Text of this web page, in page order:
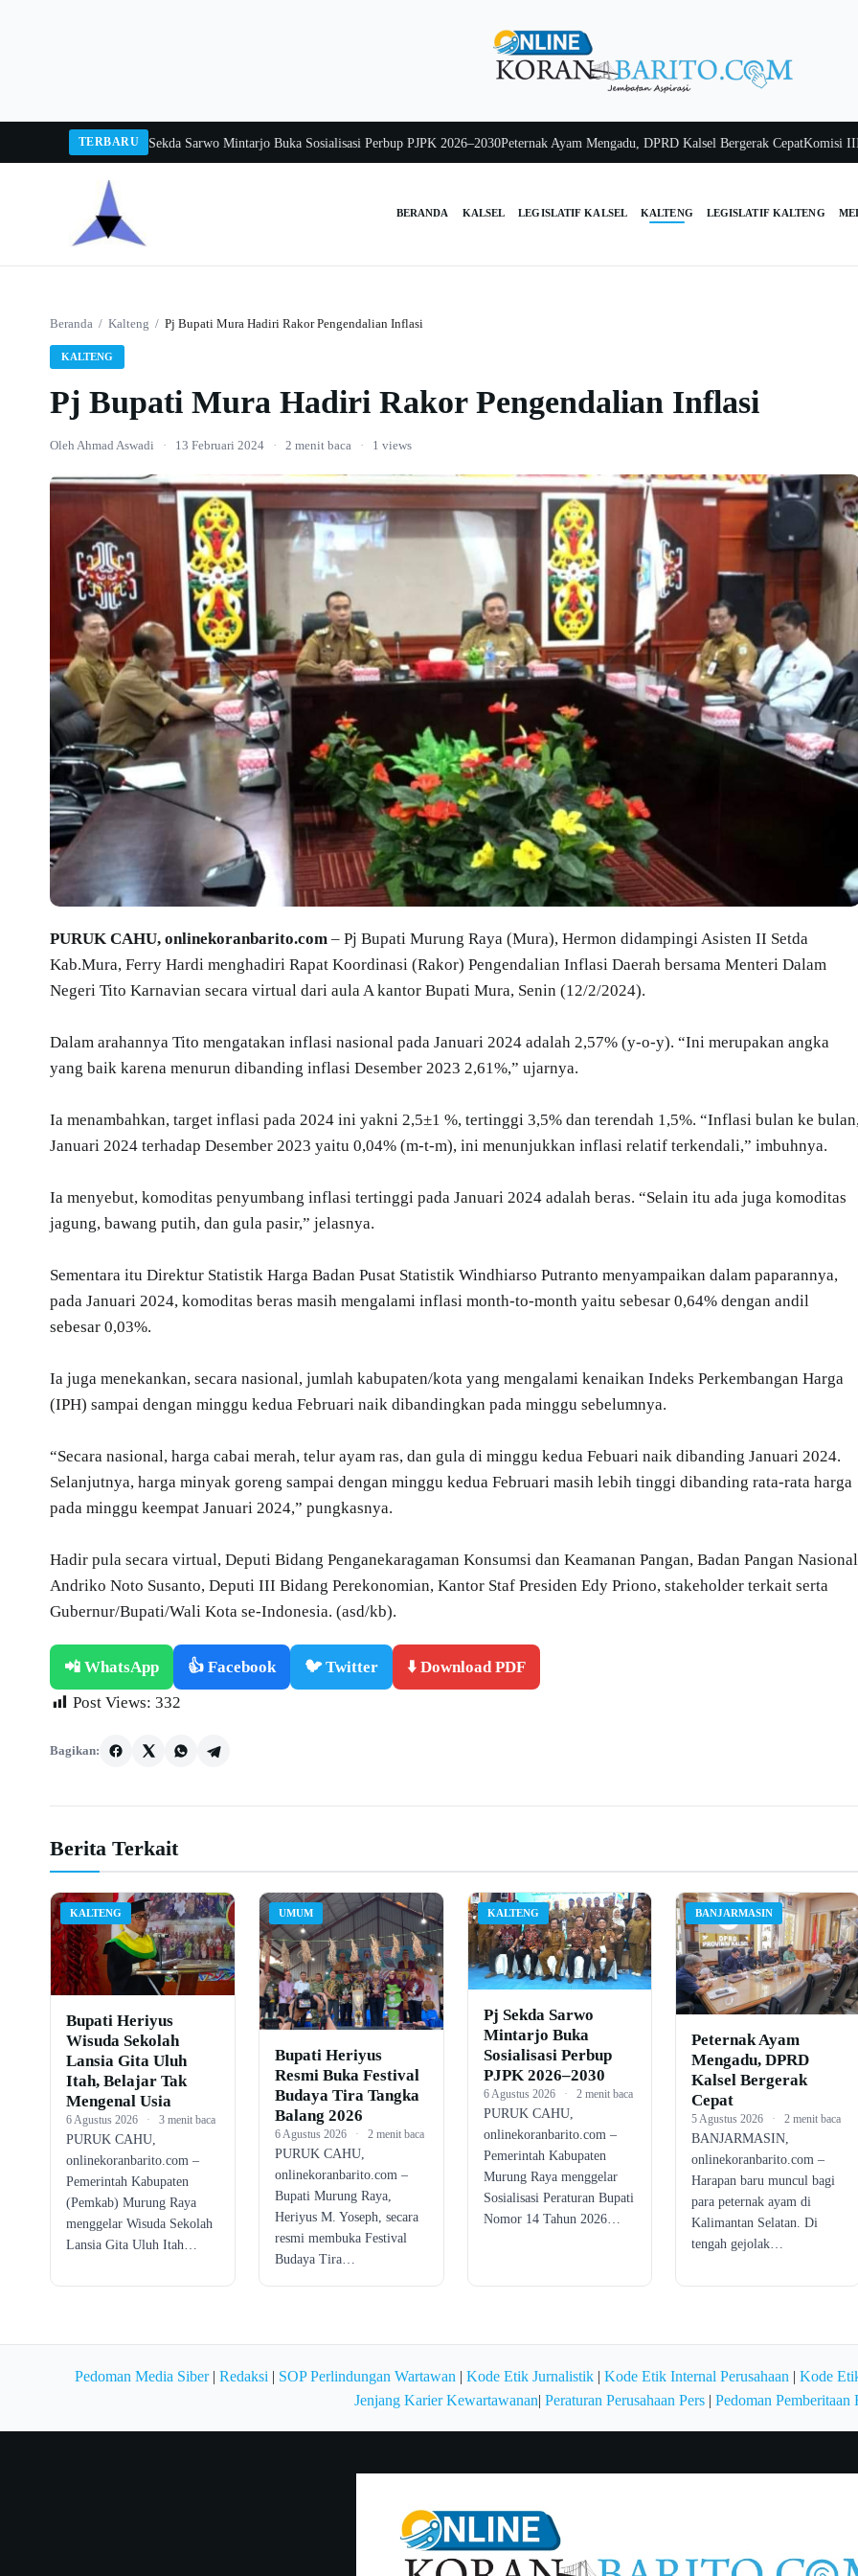
TERBARU
Balang 2026Pj Sekda Sarwo Mintarjo Buka Sosialisasi Perbup PJPK 2026–2030Peternak Ayam Mengadu, DPRD Kalsel Bergerak Cepat Komisi III
BERANDA KALSEL LEGISLATIF KALSEL KALTENG LEGISLATIF KALTENG
Beranda / Kalteng / Pj Bupati Mura Hadiri Rakor Pengendalian Inflasi
KALTENG
Pj Bupati Mura Hadiri Rakor Pengendalian Inflasi
Oleh Ahmad Aswadi · 13 Februari 2024 · 2 menit baca · 1 views
PURUK CAHU, onlinekoranbarito.com – Pj Bupati Murung Raya (Mura), Hermon didampingi Asisten II Setda
Kab.Mura, Ferry Hardi menghadiri Rapat Koordinasi (Rakor) Pengendalian Inflasi Daerah bersama Menteri Dalam
Negeri Tito Karnavian secara virtual dari aula A kantor Bupati Mura, Senin (12/2/2024).
Dalam arahannya Tito mengatakan inflasi nasional pada Januari 2024 adalah 2,57% (y-o-y). “Ini merupakan angka
yang baik karena menurun dibanding inflasi Desember 2023 2,61%,” ujarnya.
Ia menambahkan, target inflasi pada 2024 ini yakni 2,5±1 %, tertinggi 3,5% dan terendah 1,5%. “Inflasi bulan ke
Januari 2024 terhadap Desember 2023 yaitu 0,04% (m-t-m), ini menunjukkan inflasi relatif terkendali,” imbuhnya.
Ia menyebut, komoditas penyumbang inflasi tertinggi pada Januari 2024 adalah beras. “Selain itu ada juga komoditas
jagung, bawang putih, dan gula pasir,” jelasnya.
Sementara itu Direktur Statistik Harga Badan Pusat Statistik Windhiarso Putranto menyampaikan dalam paparannya,
pada Januari 2024, komoditas beras masih mengalami inflasi month-to-month yaitu sebesar 0,64% dengan andil
sebesar 0,03%.
Ia juga menekankan, secara nasional, jumlah kabupaten/kota yang mengalami kenaikan Indeks Perkembangan Harga
(IPH) sampai dengan minggu kedua Februari naik dibandingkan pada minggu sebelumnya.
“Secara nasional, harga cabai merah, telur ayam ras, dan gula di minggu kedua Febuari naik dibanding Januari 2024.
Selanjutnya, harga minyak goreng sampai dengan minggu kedua Februari masih lebih tinggi dibanding rata-rata harga
pada minggu keempat Januari 2024,” pungkasnya.
Hadir pula secara virtual, Deputi Bidang Penganekaragaman Konsumsi dan Keamanan Pangan, Badan Pangan Nasional
Andriko Noto Susanto, Deputi III Bidang Perekonomian, Kantor Staf Presiden Edy Priono, stakeholder terkait serta
Gubernur/Bupati/Wali Kota se-Indonesia. (asd/kb).
📲 WhatsApp 👍 Facebook 🐦 Twitter
⬇️ Download PDF
Post Views: 332
Bagikan:
Berita Terkait
KALTENG
Bupati Heriyus
Wisuda Sekolah
Lansia Gita Uluh
Itah, Belajar Tak
Mengenal Usia
6 Agustus 2026 · 3 menit baca
PURUK CAHU,
onlinekoranbarito.com –
Pemerintah Kabupaten
(Pemkab) Murung Raya
menggelar Wisuda Sekolah
Lansia Gita Uluh Itah…
UMUM
Bupati Heriyus
Resmi Buka Festival
Budaya Tira Tangka
Balang 2026
6 Agustus 2026 · 2 menit baca
PURUK CAHU,
onlinekoranbarito.com –
Bupati Murung Raya,
Heriyus M. Yoseph, secara
resmi membuka Festival
Budaya Tira…
KALTENG
Pj Sekda Sarwo
Mintarjo Buka
Sosialisasi Perbup
PJPK 2026–2030
6 Agustus 2026 · 2 menit baca
PURUK CAHU,
onlinekoranbarito.com –
Pemerintah Kabupaten
Murung Raya menggelar
Sosialisasi Peraturan Bupati
Nomor 14 Tahun 2026…
BANJARMASIN
Peternak Ayam
Mengadu, DPRD
Kalsel Bergerak
Cepat
5 Agustus 2026 · 2 menit baca
BANJARMASIN,
onlinekoranbarito.com –
Harapan baru muncul bagi
para peternak ayam di
Kalimantan Selatan. Di
tengah gejolak…
Pedoman Media Siber| Redaksi | SOP Perlindungan Wartawan | Kode Etik Jurnalistik | Kode Etik Internal Perusahaan | Kode
Jenjang Karier Kewartawanan| Peraturan Perusahaan Pers| Pedoman Pemberitaan